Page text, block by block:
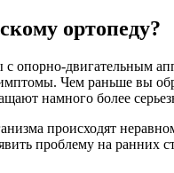
ортопеду?
опорно-двигательным
Чем раньше вы
намного более
происходят
проблему на ранних